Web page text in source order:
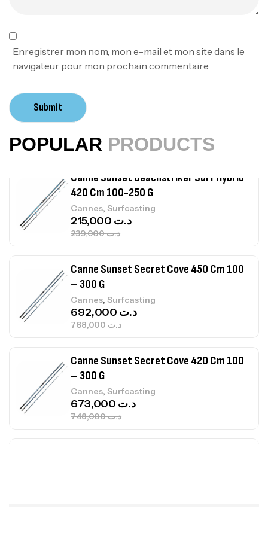
Enregistrer mon nom, mon e-mail et mon site dans le
navigateur pour mon prochain commentaire.
Submit
POPULAR PRODUCTS
,Accessoires bateaux
د.ت367,000
Canne Sunset Beachstriker Surf Hybrid
420 Cm 100-250 G
د.ت215,000
Canne Sunset Secret Cove 450 Cm 100
– 300 G
Cannes,Surfcasting
د.ت692,000
Canne Sunset Secret Cove 420 Cm 100
– 300 G
Cannes,Surfcasting
د.ت673,000
Canne Jigging Sunset Massive Attack
1.83m 120/250gr 30kg
Cannes,Jigging
د.ت340,000